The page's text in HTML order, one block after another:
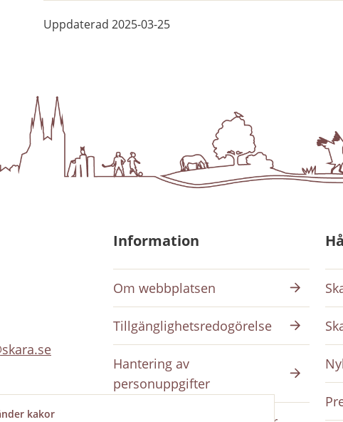
kakor
Uppdaterad 2025-03-25
2, 532 88
Information
Om webbplatsen
Tillgänglighetsredogörelse
Hantering av
personuppgifter